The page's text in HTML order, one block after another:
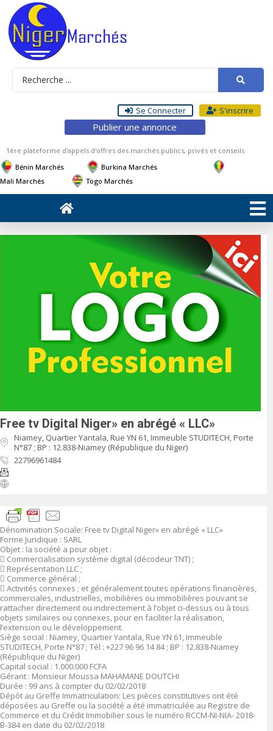
Se Connecter S'inscrire
Publier une annonce
1ère plateforme d'appels d'offres des marchés publics, privés et conseils
Bénin Marchés
Burkina Marchés
Mali Marchés
Togo Marchés
Free tv Digital Niger» en abrégé « LLC»
Niamey, Quartier Yantala, Rue YN 61, Immeuble STUDITECH, Porte
N°87 ; BP : 12.838-Niamey (République du Niger)
22796961484
Dénomination Sociale: Free tv Digital Niger» en abrégé « LLC»
Forme Juridique : SARL
Objet : la société a pour objet :
 Commercialisation système digital (décodeur TNT) ;
 Représentation LLC ;
 Commerce général ;
 Activités connexes ; et généralement toutes opérations financières,
commerciales, industrielles, mobilières ou immobilières pouvant se
rattacher directement ou indirectement à l’objet ci-dessus ou à tous
objets similaires ou connexes, pour en faciliter la réalisation,
l’extension ou le développement.
Siège social : Niamey, Quartier Yantala, Rue YN 61, Immeuble
STUDITECH, Porte N°87 ; Tél : +227 96 96 14 84 ; BP : 12.838-Niamey
(République du Niger)
Capital social : 1.000.000 FCFA
Gérant : Monsieur Moussa MAHAMANE DOUTCHI
Durée : 99 ans à compter du 02/02/2018
Dépôt au Greffe Immatriculation: Les pièces constitutives ont été
déposées au Greffe ou la société a été immatriculée au Registre de
Commerce et du Crédit Immobilier sous le numéro RCCM-NI-NIA- 2018-
B-384 en date du 02/02/2018